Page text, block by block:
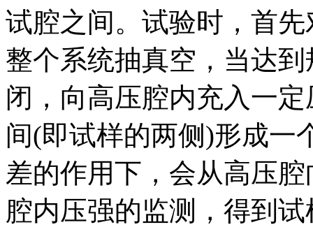
试腔之间。试验时，首
整个系统抽真空，当达
闭，向高压腔内充入一
间(即试样的两侧)形成一
差的作用下，会从高压
腔内压强的监测，得到